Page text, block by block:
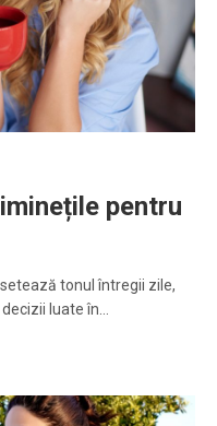
pentru
tonul întregii zile,
luate în…